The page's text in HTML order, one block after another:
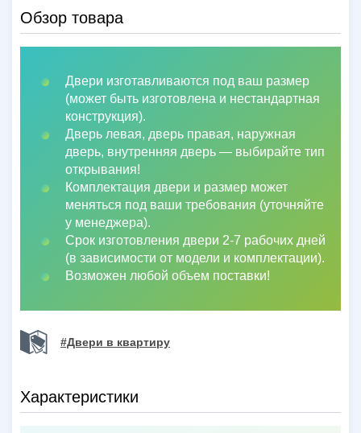
Обзор товара
Двери изготавливаются под ваш размер
(может быть изготовлена и нестандартная
конструкция).
Дверь левая, дверь правая, наружная
дверь, внутренняя дверь — выбирайте тип
открывания!
Комплектация двери и размер может
меняться под ваши требования (уточняйте
у менеджера).
Срок изготовления двери 2-7 рабочих дней
(в зависимости от модели и комплектации).
Возможен любой объем поставки!
#Двери в квартиру
Характеристики